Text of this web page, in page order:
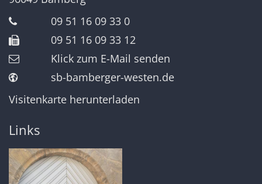
09 51 16 09 33 0
09 51 16 09 33 12
Klick zum E-Mail senden
sb-bamberger-westen.de
Visitenkarte herunterladen
Links